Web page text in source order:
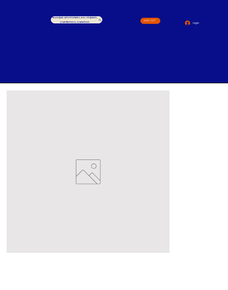
Busque um Produto, ex.: Arquivo,
cardernos, canetas
4000-1517
Login